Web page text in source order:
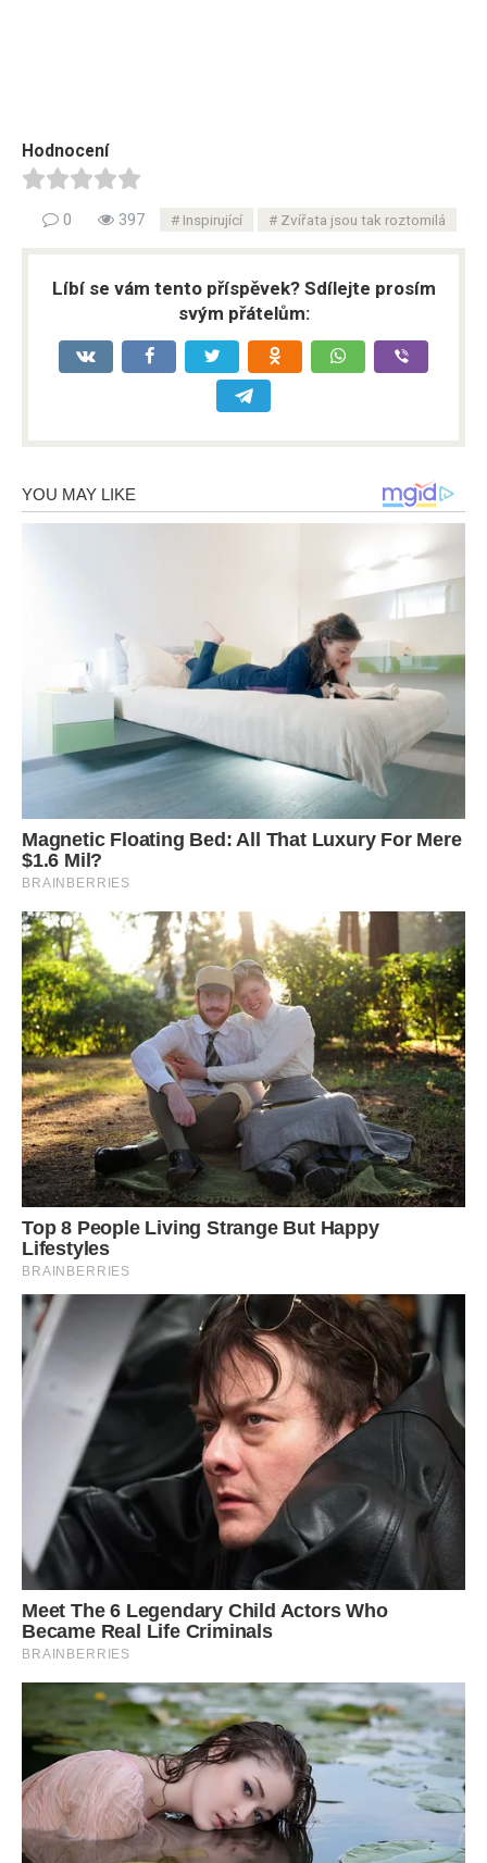
Hodnocení
0 397 Inspirující Zvířata jsou tak roztomilá
Líbí se vám tento příspěvek? Sdílejte prosím
svým přátelům: